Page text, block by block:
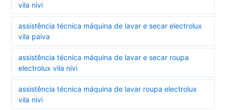
vila nivi
assistência técnica máquina de lavar e secar electrolux
vila paiva
assistência técnica máquina de lavar e secar roupa
electrolux vila nivi
assistência técnica máquina de lavar roupa electrolux
vila nivi